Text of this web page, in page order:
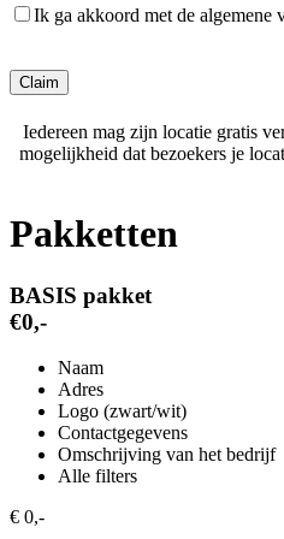
Ik ga akkoord met de algemene
Iedereen mag zijn locatie gratis
mogelijkheid dat bezoekers je
Pakketten
BASIS pakket
€0,-
Naam
Adres
Logo (zwart/wit)
Contactgegevens
Omschrijving van het bedrijf
Alle filters
€ 0,-